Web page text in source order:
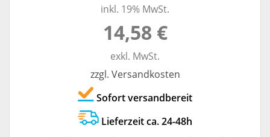
inkl. 19% MwSt.
14,58 €
exkl. MwSt.
zzgl. Versandkosten
Sofort versandbereit
Lieferzeit ca. 24-48h